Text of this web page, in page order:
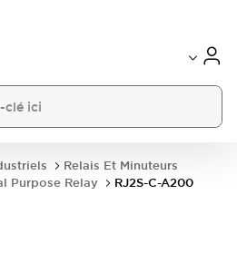
Relais Et Minuteurs
Purpose Relay RJ2S-C-A200